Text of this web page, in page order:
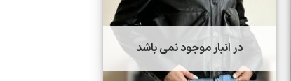
در انبار موجود نمی باشد